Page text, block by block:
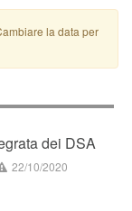
la data per
dei DSA
22/10/2020